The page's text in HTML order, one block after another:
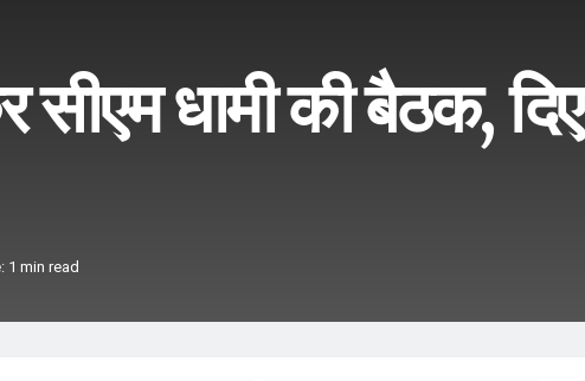
सीएम धामी की बैठक, दिए
1 min read